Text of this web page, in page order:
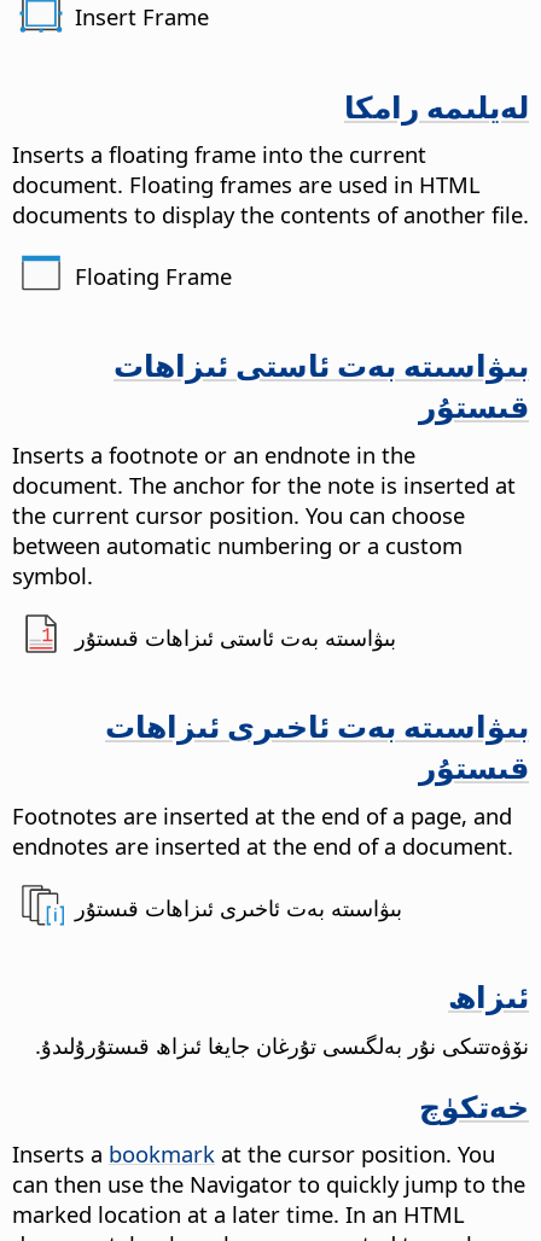
Insert Frame
لەيلىمە رامكا
Inserts a floating frame into the current
document. Floating frames are used in HTML
documents to display the contents of another file.
Floating Frame
بىۋاسىتە بەت ئاستى ئىزاھات
قىستۇر
Inserts a footnote or an endnote in the
document. The anchor for the note is inserted at
the current cursor position. You can choose
between automatic numbering or a custom
symbol.
بىۋاسىتە بەت ئاستى ئىزاھات قىستۇر
بىۋاسىتە بەت ئاخىرى ئىزاھات
قىستۇر
Footnotes are inserted at the end of a page, and
endnotes are inserted at the end of a document.
بىۋاسىتە بەت ئاخىرى ئىزاھات قىستۇر
ئىزاھ
نۆۋەتتىكى نۇر بەلگىسى تۇرغان جايغا ئىزاھ قىستۇرۇلىدۇ.
خەتكۈچ
Inserts a bookmark at the cursor position. You
can then use the Navigator to quickly jump to the
marked location at a later time. In an HTML